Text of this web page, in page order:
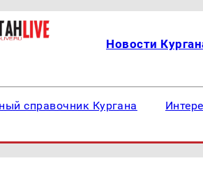
Новости
справочник Кургана